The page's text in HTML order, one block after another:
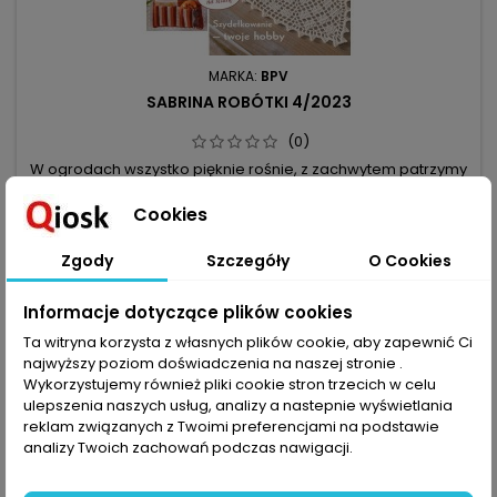
MARKA: BPV
SABRINA ROBÓTKI 4/2023
(0)
W ogrodach wszystko pięknie rośnie, z zachwytem patrzymy
numerze Sabriny Robótki aż trzy propozycje serwetek z
motywami jesiennymi i na Halloween. Może jednak zamiast
nietoperza, uśmiechniętej dyni czy pajączków wolisz bardziej
klasyczne tematy? Proponujemy wdzięczne ośmiokąty – z
nich powstały bieżnik i...
favorite_border
Cookies
Zgody Szczegóły O Cookies
Informacje dotyczące plików cookies
Ta witryna korzysta z własnych plików cookie, aby zapewnić Ci
najwyższy poziom doświadczenia na naszej stronie .
Wykorzystujemy również pliki cookie stron trzecich w celu
ulepszenia naszych usług, analizy a nastepnie wyświetlania
reklam związanych z Twoimi preferencjami na podstawie
analizy Twoich zachowań podczas nawigacji.